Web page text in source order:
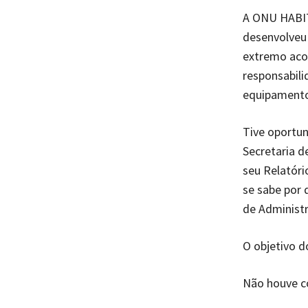
A ONU
extremo
Tive
Secretaria
seu
se sabe por
de
O objetivo
Não houve